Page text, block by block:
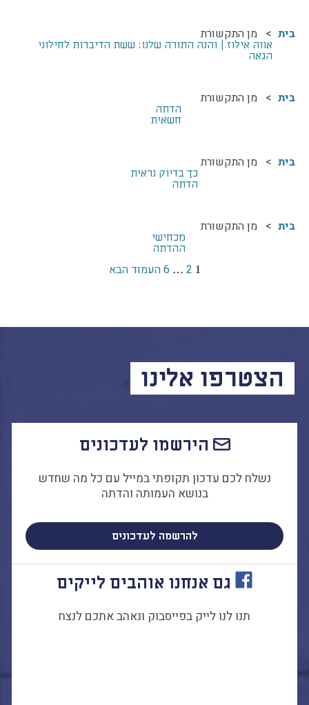
הבחירות לרשויות
לאקטיביזם בחינוך
חינוך חילוניות יישוביות
הקו החם
הצטרפות והתנדבות
הפורום החילוני
בית מן התקשורת
אווה אילוז | והנה התורה שלנו: ששת הדיברות לחילוני
הגאה
בית מן התקשורת
הדתה
חשאית
בית מן התקשורת
כך בדיוק נראית
הדתה
בית מן התקשורת
מכחישי
ההדתה
ניווט
עמוד1 עמוד
2
… עמוד
6העמוד הבא
הצטרפו אלינו
הירשמו לעדכונים
נשלח לכם עדכון תקופתי במייל עם כל מה שחדש
בנושא העמותה והדתה
להרשמה לעדכונים
גם אנחנו אוהבים לייקים
תנו לנו לייק בפייסבוק ונאהב אתכם לנצח